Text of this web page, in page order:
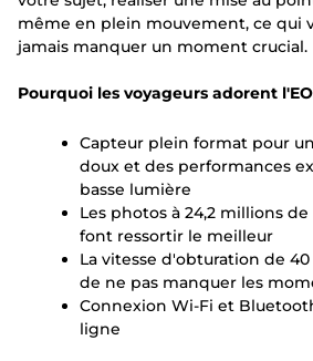
même en plein mouvement, ce qui
jamais manquer un moment crucial.
Pourquoi les voyageurs adorent
Capteur plein format pour
doux et des performances
basse lumière
Les photos à 24,2 millions
font ressortir le meilleur
La vitesse d'obturation de
de ne pas manquer les
Connexion Wi-Fi et
ligne